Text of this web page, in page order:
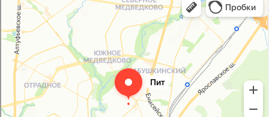
Логистическая компания в Москве
Переезды в Москве